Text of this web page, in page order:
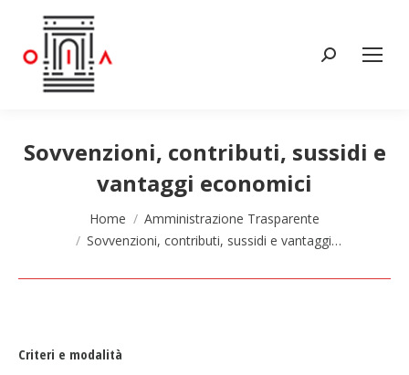
Cerca:
Sovvenzioni, contributi, sussidi e
vantaggi economici
Home
Amministrazione Trasparente
Sovvenzioni, contributi, sussidi e vantaggi…
Criteri e modalità